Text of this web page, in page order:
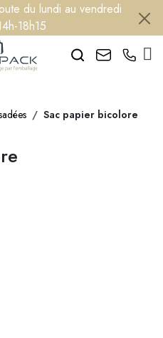
du lundi au vendredi
18h15
Search
Sac papier bicolore